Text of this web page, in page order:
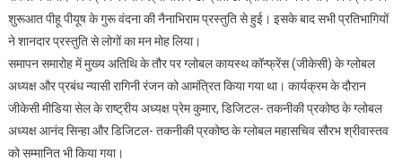
शुरूआत पीहू पीयूष के गुरू वंदना की नैनाभिराम प्रस्तुति से हुई। इसके बाद सभी प्रतिभागियों
ने शानदार प्रस्तुति से लोगों का मन मोह लिया।
समापन समारोह में मुख्य अतिथि के तौर पर ग्लोबल कायस्थ कॉन्फ्रेंस (जीकेसी) के ग्लोबल
अध्यक्ष और प्रबंध न्यासी रागिनी रंजन को आमंत्रित किया गया था। कार्यक्रम के दौरान
जीकेसी मीडिया सेल के राष्ट्रीय अध्यक्ष प्रेम कुमार, डिजिटल- तकनीकी प्रकोष्ठ के ग्लोबल
अध्यक्ष आनंद सिन्हा और डिजिटल- तकनीकी प्रकोष्ठ के ग्लोबल महासचिव सौरभ श्रीवास्तव
को सम्मानित भी किया गया।